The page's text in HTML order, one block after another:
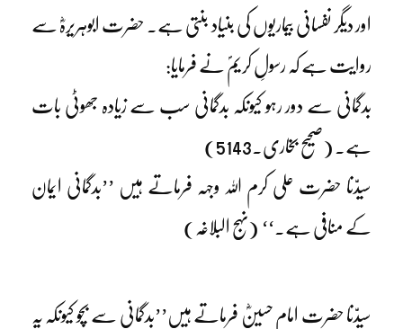
اور دیگر نفسانی بیماریوں کی بنیاد بنتی ہے۔ حضرت ابوہریرہؓ سے
روایت ہے کہ رسولِ کریمؐ نے فرمایا:
بدگمانی سے دور رہو کیونکہ بدگمانی سب سے زیادہ جھوٹی بات
ہے۔ (صحیح بخاری۔5143)
سیدّنا حضرت علی کرم اللہ وجہہ فرماتے ہیں ’’بدگمانی ایمان
کے منافی ہے۔‘‘ (نہج البلاغہ)
سیدّنا حضرت امام حسینؓ فرماتے ہیں’’بدگمانی سے بچو کیونکہ یہ